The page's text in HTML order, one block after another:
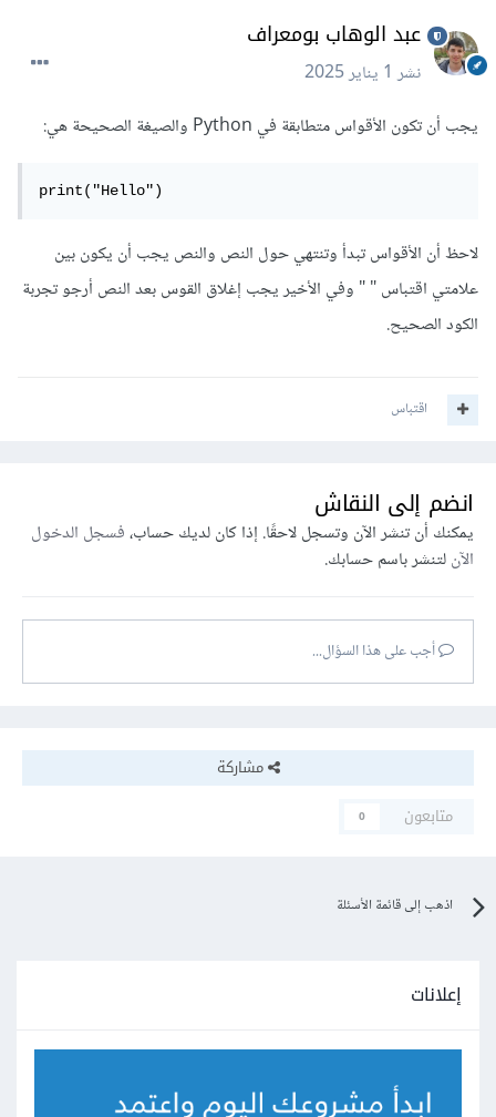
عبد الوهاب بومعراف
نشر1 يناير 2025
يجب أن تكون الأقواس متطابقة في Python والصيغة الصحيحة هي:
print("Hello")
لاحظ أن الأقواس تبدأ وتنتهي حول النص والنص يجب أن يكون بين
علامتي اقتباس " " وفي الأخير يجب إغلاق القوس بعد النص أرجو تجربة
الكود الصحيح.
اقتباس
انضم إلى النقاش
يمكنك أن تنشر الآن وتسجل لاحقًا. إذا كان لديك حساب،فسجل الدخول
الآنلتنشر باسم حسابك.
أجب على هذا السؤال...
مشاركة
متابعون
0
اذهب إلى قائمة الأسئلة
إعلانات